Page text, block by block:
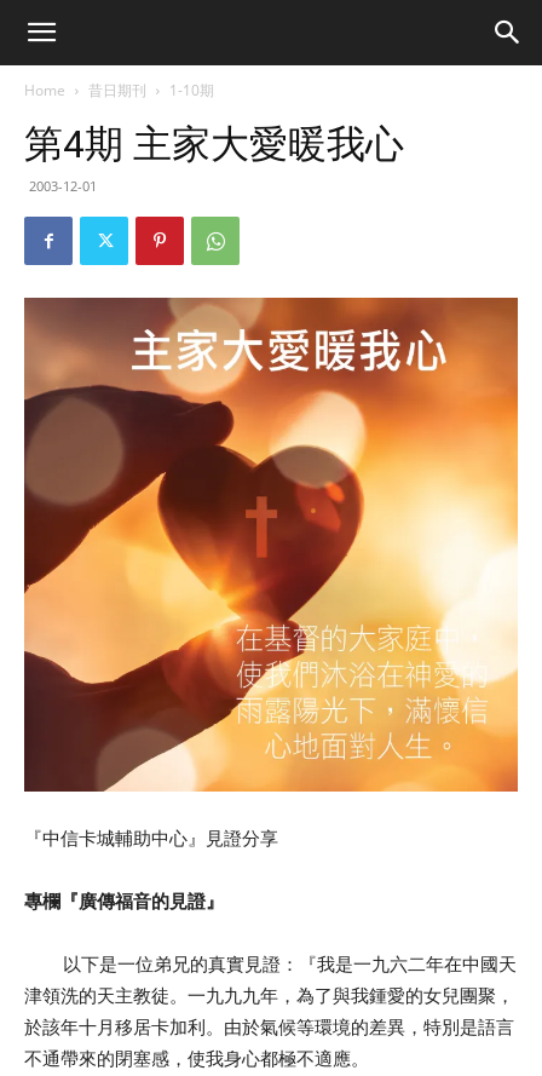
Home 昔日期刊 1-10期
第4期 主家大愛暖我心
2003-12-01
『中信卡城輔助中心』見證分享
專欄『廣傳福音的見證』
以下是一位弟兄的真實見證：『我是一九六二年在中國天
津領洗的天主教徒。一九九九年，為了與我鍾愛的女兒團聚，
於該年十月移居卡加利。由於氣候等環境的差異，特別是語言
不通帶來的閉塞感，使我身心都極不適應。